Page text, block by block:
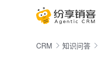
CRM 知识问答